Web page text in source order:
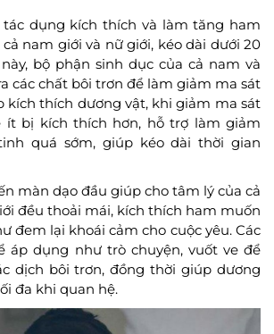
tác dụng kích thích và làm tăng ham
nam giới và nữ giới, kéo dài dưới 20
bộ phận sinh dục của cả nam và
các chất bôi trơn để làm giảm ma sát
kích thích dương vật, khi giảm ma sát
ít bị kích thích hơn, hỗ trợ làm giảm
quá sớm, giúp kéo dài thời gian
màn dạo đầu giúp cho tâm lý của cả
đều thoải mái, kích thích ham muốn
đem lại khoái cảm cho cuộc yêu. Các
áp dụng như trò chuyện, vuốt ve để
dịch bôi trơn, đồng thời giúp dương
đa khi quan hệ.